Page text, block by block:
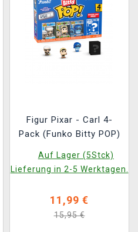
Figur Pixar - Carl 4-
Pack (Funko Bitty POP)
Auf Lager (5Stck)
Lieferung in 2-5 Werktagen.
11,99 €
15,95 €